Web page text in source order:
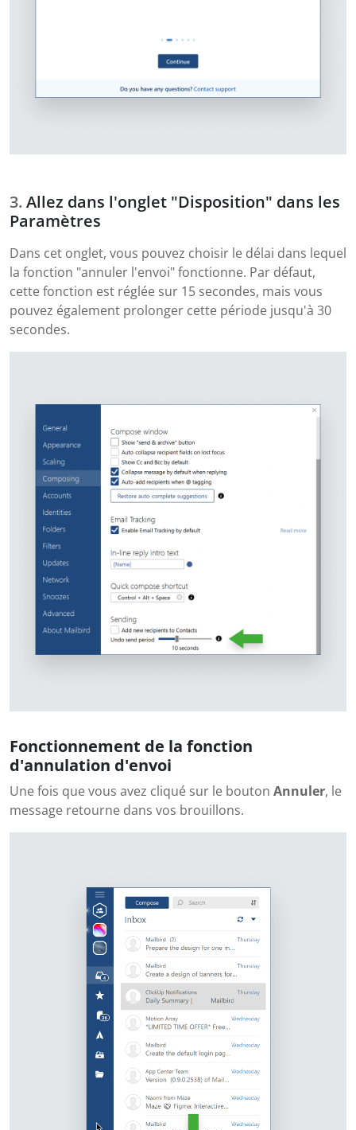
Allez dans l'onglet "Disposition" dans les
Paramètres
Dans cet onglet, vous pouvez choisir le délai dans lequel
la fonction "annuler l'envoi" fonctionne. Par défaut,
cette fonction est réglée sur 15 secondes, mais vous
pouvez également prolonger cette période jusqu'à 30
secondes.
Fonctionnement de la fonction
d'annulation d'envoi
Une fois que vous avez cliqué sur le bouton Annuler, le
message retourne dans vos brouillons.